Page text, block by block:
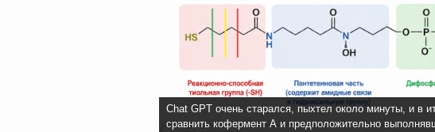
Chat GPT очень старался, пыхтел около минуты, и в
сравнить кофермент А и предположительно